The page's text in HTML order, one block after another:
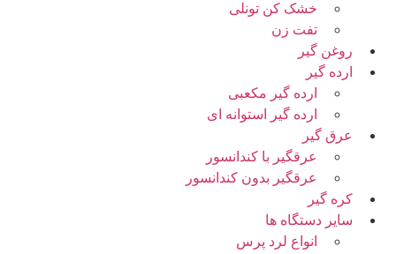
خشک کن تونلی
تفت زن
روغن گیر
ارده گیر
ارده گیر مکعبی
ارده گیر استوانه ای
عرق گیر
عرقگیر با کندانسور
عرقگیر بدون کندانسور
کره گیر
سایر دستگاه ها
انواع لرد پرس